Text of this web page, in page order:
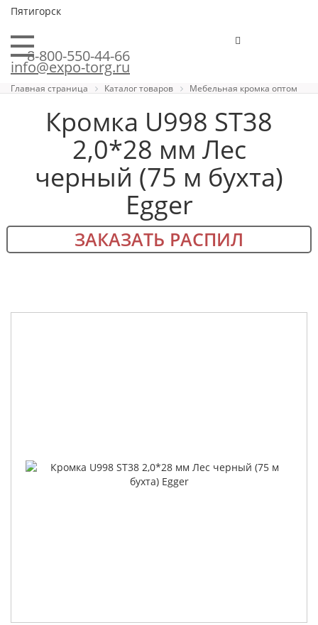
Пятигорск
8-800-550-44-66
info@expo-torg.ru
Главная страница Каталог товаров Мебельная кромка оптом
Кромка U998 ST38
2,0*28 мм Лес
черный (75 м бухта)
Egger
ЗАКАЗАТЬ РАСПИЛ